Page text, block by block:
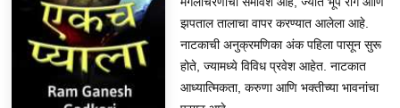
झपताल तालाचा वापर करण्यात आलेला आहे.
नाटकाची अनुक्रमणिका अंक पहिला पासून सुरू
होते, ज्यामध्ये विविध प्रवेश आहेत. नाटकात
आध्यात्मिकता, करुणा आणि भक्तीच्या भावनांचा